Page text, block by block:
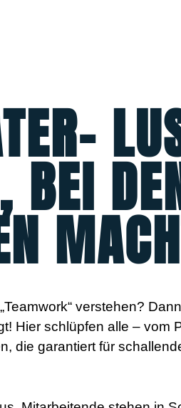
BEI
verstehen?
Hier schlüpfen alle – vom
die garantiert für